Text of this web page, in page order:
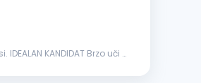
Brzo uči i